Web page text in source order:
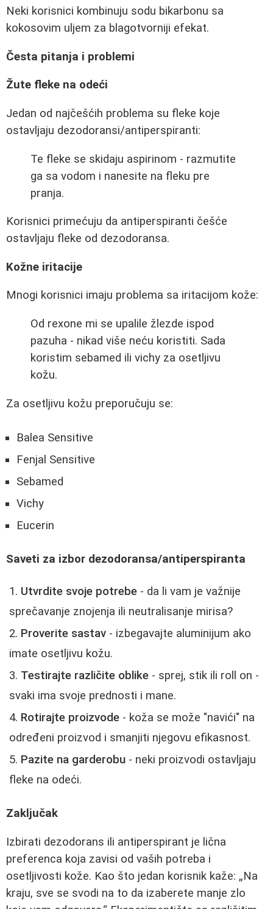
Neki korisnici kombinuju sodu bikarbonu sa
kokosovim uljem za blagotvorniji efekat.
Česta pitanja i problemi
Žute fleke na odeći
Jedan od najčešćih problema su fleke koje
ostavljaju dezodoransi/antiperspiranti:
Te fleke se skidaju aspirinom - razmutite
ga sa vodom i nanesite na fleku pre
pranja.
Korisnici primećuju da antiperspiranti češće
ostavljaju fleke od dezodoransa.
Kožne iritacije
Mnogi korisnici imaju problema sa iritacijom kože:
Od rexone mi se upalile žlezde ispod
pazuha - nikad više neću koristiti. Sada
koristim sebamed ili vichy za osetljivu
kožu.
Za osetljivu kožu preporučuju se:
Balea Sensitive
Fenjal Sensitive
Sebamed
Vichy
Eucerin
Saveti za izbor dezodoransa/antiperspiranta
Utvrdite svoje potrebe - da li vam je važnije
sprečavanje znojenja ili neutralisanje mirisa?
Proverite sastav - izbegavajte aluminijum ako
imate osetljivu kožu.
Testirajte različite oblike - sprej, stik ili roll on -
svaki ima svoje prednosti i mane.
Rotirajte proizvode - koža se može "navići" na
određeni proizvod i smanjiti njegovu efikasnost.
Pazite na garderobu - neki proizvodi ostavljaju
fleke na odeći.
Zaključak
Izbirati dezodorans ili antiperspirant je lična
preferenca koja zavisi od vaših potreba i
osetljivosti kože. Kao što jedan korisnik kaže:
Na
kraju, sve se svodi na to da izaberete manje zlo